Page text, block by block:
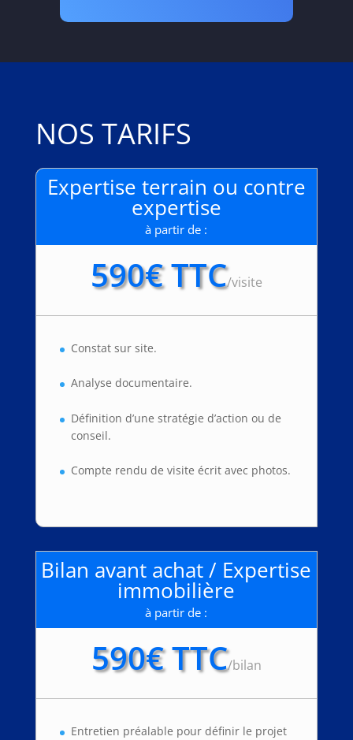
NOS TARIFS
Expertise terrain ou contre
expertise
à partir de :
590€ TTC/visite
Constat sur site.
Analyse documentaire.
Définition d’une stratégie d’action ou de
conseil.
Compte rendu de visite écrit avec photos.
Bilan avant achat / Expertise
immobilière
à partir de :
590€ TTC/bilan
Entretien préalable pour définir le projet